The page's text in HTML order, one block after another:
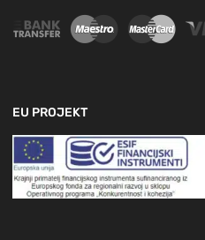
EU PROJEKT